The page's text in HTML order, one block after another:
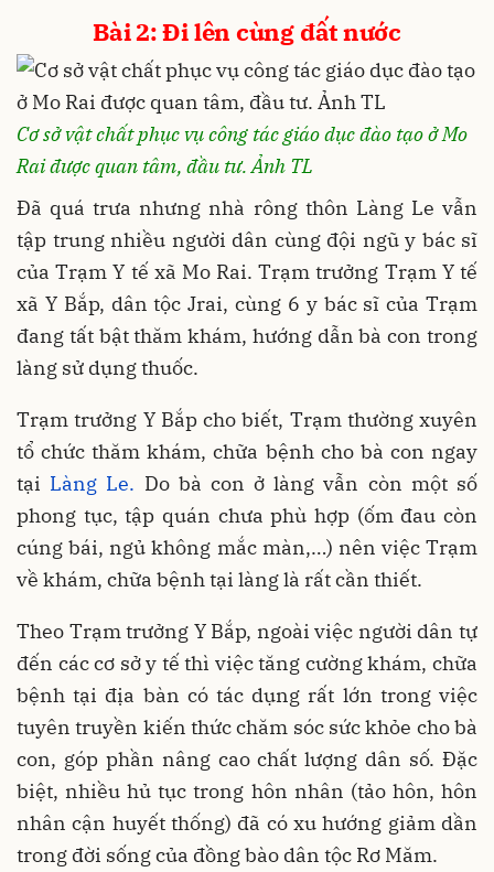
Bài 2: Đi lên cùng đất nước
Cơ sở vật chất phục vụ công tác giáo dục đào tạo ở Mo
Rai được quan tâm, đầu tư. Ảnh TL
Đã quá trưa nhưng nhà rông thôn Làng Le vẫn
tập trung nhiều người dân cùng đội ngũ y bác sĩ
của Trạm Y tế xã Mo Rai. Trạm trưởng Trạm Y tế
xã Y Bắp, dân tộc Jrai, cùng 6 y bác sĩ của Trạm
đang tất bật thăm khám, hướng dẫn bà con trong
làng sử dụng thuốc.
Trạm trưởng Y Bắp cho biết, Trạm thường xuyên
tổ chức thăm khám, chữa bệnh cho bà con ngay
tại Làng Le. Do bà con ở làng vẫn còn một số
phong tục, tập quán chưa phù hợp (ốm đau còn
cúng bái, ngủ không mắc màn,…) nên việc Trạm
về khám, chữa bệnh tại làng là rất cần thiết.
Theo Trạm trưởng Y Bắp, ngoài việc người dân tự
đến các cơ sở y tế thì việc tăng cường khám, chữa
bệnh tại địa bàn có tác dụng rất lớn trong việc
tuyên truyền kiến thức chăm sóc sức khỏe cho bà
con, góp phần nâng cao chất lượng dân số. Đặc
biệt, nhiều hủ tục trong hôn nhân (tảo hôn, hôn
nhân cận huyết thống) đã có xu hướng giảm dần
trong đời sống của đồng bào dân tộc Rơ Măm.